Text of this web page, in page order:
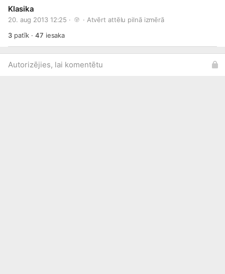
Klasika
20. aug 2013 12:25 · · Atvērt attēlu pilnā izmērā
3patīk ·47 iesaka
Autorizējies, lai komentētu